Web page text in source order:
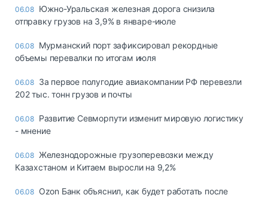
06.08 Южно-Уральская железная дорога снизила
отправку грузов на 3,9% в январе-июле
06.08 Мурманский порт зафиксировал рекордные
объемы перевалки по итогам июля
06.08 За первое полугодие авиакомпании РФ перевезли
202 тыс. тонн грузов и почты
06.08 Развитие Севморпути изменит мировую логистику
- мнение
06.08 Железнодорожные грузоперевозки между
Казахстаном и Китаем выросли на 9,2%
06.08 Ozon Банк объяснил, как будет работать после